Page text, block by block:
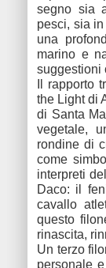
segno sia
pesci, sia
una
marino e
suggestioni
Il rapporto
the Light di
di Santa
vegetale,
rondine di
come
interpreti
Daco: il
cavallo
questo
rinascita,
Un terzo
personale